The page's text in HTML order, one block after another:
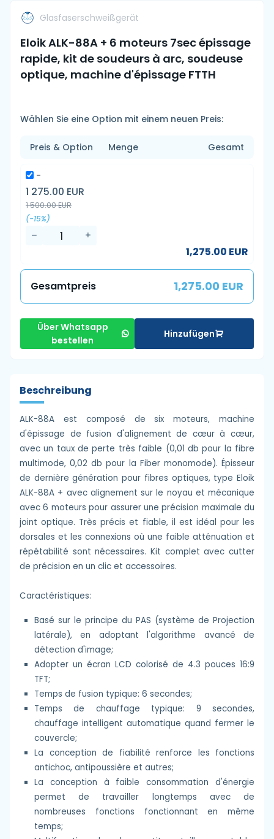
Glasfaserschweißgerät
Eloik ALK-88A + 6 moteurs 7sec épissage
rapide, kit de soudeurs à arc, soudeuse
optique, machine d'épissage FTTH
Wählen Sie eine Option mit einem neuen Preis:
Preis & Option Menge Gesamt
-
1 275.00 EUR
1 500.00 EUR
(-15%)
1,275.00 EUR
Gesamtpreis 1,275.00 EUR
Über Whatsapp
bestellen
Hinzufügen
Beschreibung
ALK-88A est composé de six moteurs, machine
d'épissage de fusion d'alignement de cœur à cœur,
avec un taux de perte très faible (0,01 db pour la fibre
multimode, 0,02 db pour la Fiber monomode). Épisseur
de dernière génération pour fibres optiques, type Eloik
ALK-88A + avec alignement sur le noyau et mécanique
avec 6 moteurs pour assurer une précision maximale du
joint optique. Très précis et fiable, il est idéal pour les
dorsales et les connexions où une faible atténuation et
répétabilité sont nécessaires. Kit complet avec cutter
de précision en un clic et accessoires.
Caractéristiques:
Basé sur le principe du PAS (système de Projection
latérale), en adoptant l'algorithme avancé de
détection d'image;
Adopter un écran LCD colorisé de 4.3 pouces 16:9
TFT;
Temps de fusion typique: 6 secondes;
Temps de chauffage typique: 9 secondes,
chauffage intelligent automatique quand fermer le
couvercle;
La conception de fiabilité renforce les fonctions
antichoc, antipoussière et autres;
La conception à faible consommation d'énergie
permet de travailler longtemps avec de
nombreuses fonctions fonctionnant en même
temps;